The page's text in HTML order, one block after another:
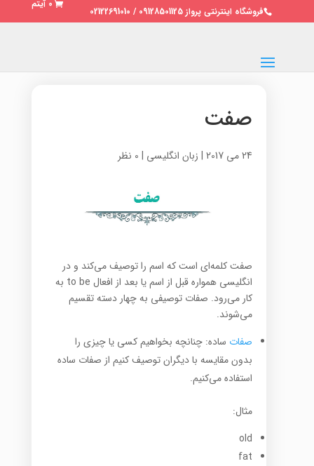
فروشگاه اینترنتی پرواز 09128501125 / 02122691010
0 آیتم
صفت
24 می 2017 | زبان انگلیسی | 0 نظر
صفت کلمه‌ای است که اسم را توصیف می‌کند و در
انگلیسی همواره قبل از اسم یا بعد از افعال to be به
کار می‌رود. صفات توصیفی به چهار دسته تقسیم
می‌شوند.
صفات ساده: چنانچه بخواهیم کسی یا چیزی را
بدون مقایسه با دیگران توصیف کنیم از صفات ساده
استفاده می‌کنیم.
مثال:
old
fat